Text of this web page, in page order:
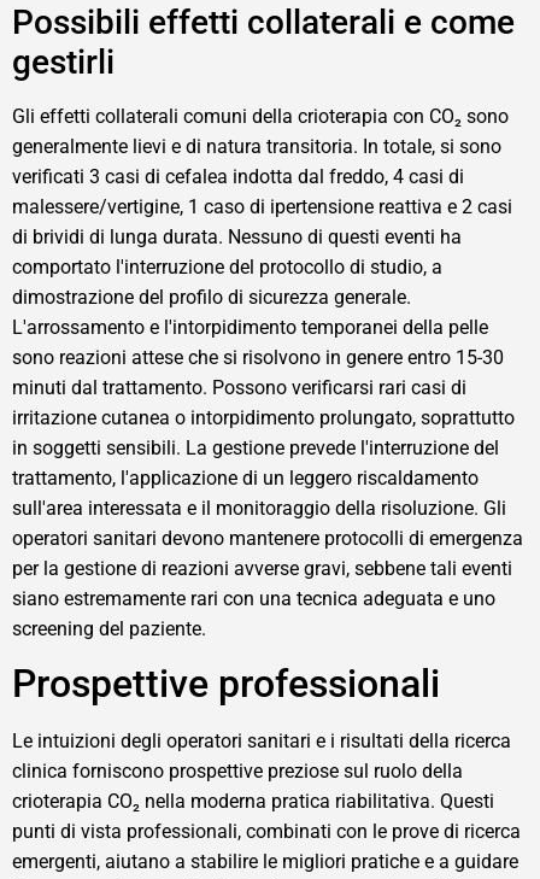
Possibili effetti collaterali e come
gestirli
Gli effetti collaterali comuni della crioterapia con CO₂ sono
generalmente lievi e di natura transitoria. In totale, si sono
verificati 3 casi di cefalea indotta dal freddo, 4 casi di
malessere/vertigine, 1 caso di ipertensione reattiva e 2 casi
di brividi di lunga durata. Nessuno di questi eventi ha
comportato l'interruzione del protocollo di studio, a
dimostrazione del profilo di sicurezza generale.
L'arrossamento e l'intorpidimento temporanei della pelle
sono reazioni attese che si risolvono in genere entro 15-30
minuti dal trattamento. Possono verificarsi rari casi di
irritazione cutanea o intorpidimento prolungato, soprattutto
in soggetti sensibili. La gestione prevede l'interruzione del
trattamento, l'applicazione di un leggero riscaldamento
sull'area interessata e il monitoraggio della risoluzione. Gli
operatori sanitari devono mantenere protocolli di emergenza
per la gestione di reazioni avverse gravi, sebbene tali eventi
siano estremamente rari con una tecnica adeguata e uno
screening del paziente.
Prospettive professionali
Le intuizioni degli operatori sanitari e i risultati della ricerca
clinica forniscono prospettive preziose sul ruolo della
crioterapia CO₂ nella moderna pratica riabilitativa. Questi
punti di vista professionali, combinati con le prove di ricerca
emergenti, aiutano a stabilire le migliori pratiche e a guidare